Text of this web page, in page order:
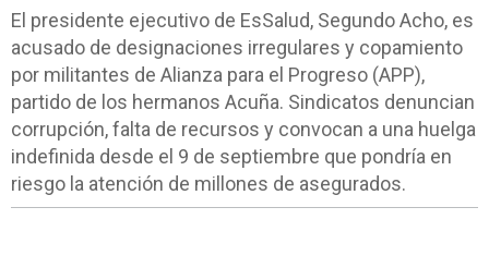
El presidente ejecutivo de EsSalud, Segundo Acho, es
acusado de designaciones irregulares y copamiento
por militantes de Alianza para el Progreso (APP),
partido de los hermanos Acuña. Sindicatos denuncian
corrupción, falta de recursos y convocan a una huelga
indefinida desde el 9 de septiembre que pondría en
riesgo la atención de millones de asegurados.